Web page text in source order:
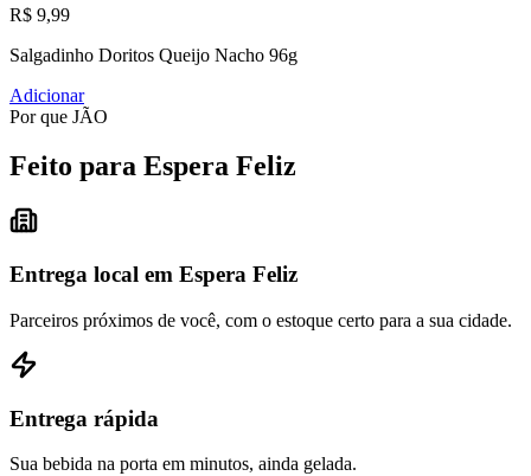
R$ 9,99
Salgadinho Doritos Queijo Nacho 96g
Adicionar
Por que JÃO
Feito para Espera Feliz
Entrega local em Espera Feliz
Parceiros próximos de você, com o estoque certo para a sua cidade.
Entrega rápida
Sua bebida na porta em minutos, ainda gelada.